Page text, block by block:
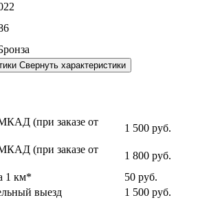
Свернуть характеристики
(при заказе от
1 500 руб.
(при заказе от
1 800 руб.
1 км*
50 руб.
выезд
1 500 руб.